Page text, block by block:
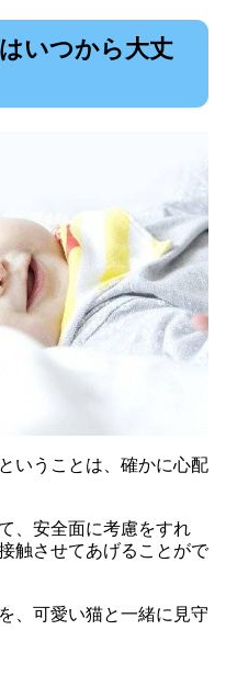
いつから大丈
いうことは、確かに心配
、安全面に考慮をすれ
触させてあげることがで
、可愛い猫と一緒に見守